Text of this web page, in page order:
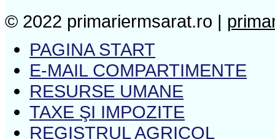
© 2022 primariermsarat.ro |
PAGINA START
E-MAIL COMPARTIMENTE
RESURSE UMANE
TAXE ŞI IMPOZITE
REGISTRUL AGRICOL